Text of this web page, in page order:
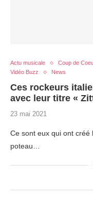
Actu musicale Coup de
Vidéo Buzz
News
Ces rockeurs
avec leur titre «
23 mai 2021
Ce sont eux qui ont
poteau…